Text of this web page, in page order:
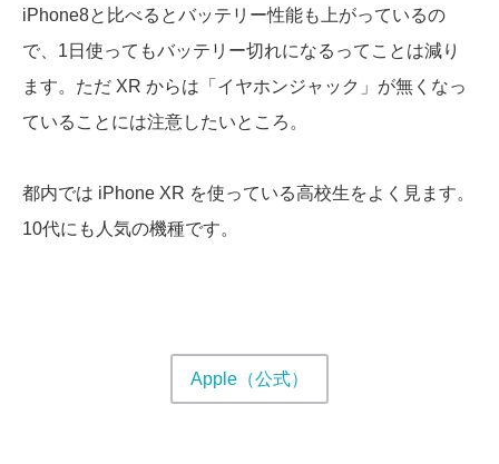
iPhone8と比べるとバッテリー性能も上がっているの
で、1日使ってもバッテリー切れになるってことは減り
ます。ただ XR からは「イヤホンジャック」が無くなっ
ていることには注意したいところ。
都内では iPhone XR を使っている高校生をよく見ます。
10代にも人気の機種です。
Apple（公式）